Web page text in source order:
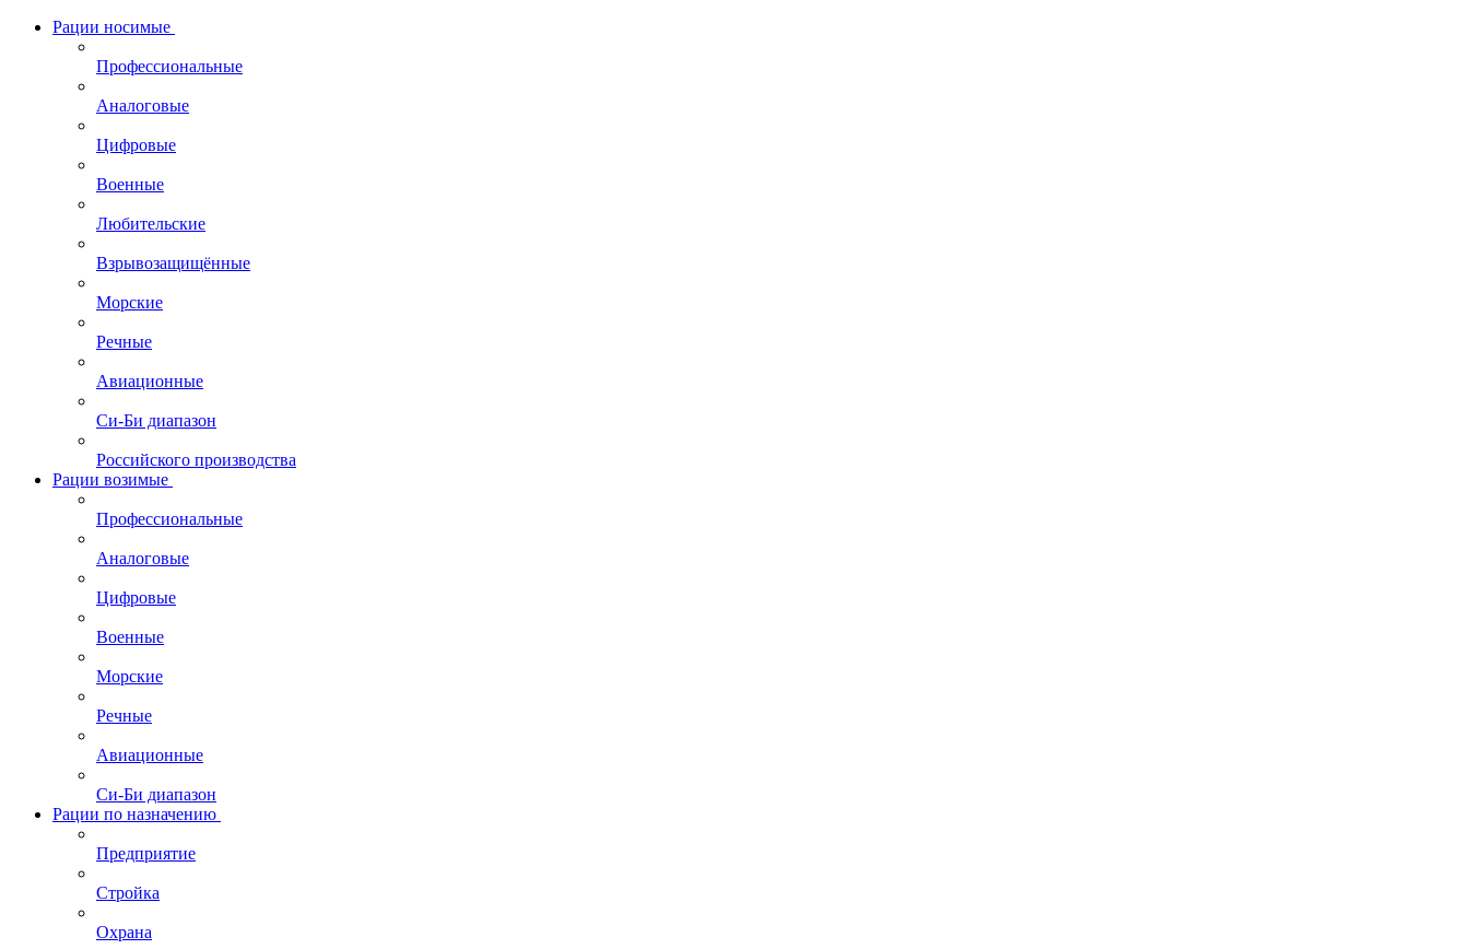
Рации носимые
Профессиональные
Аналоговые
Цифровые
Военные
Любительские
Взрывозащищённые
Морские
Речные
Авиационные
Си-Би диапазон
Российского производства
Рации возимые
Профессиональные
Аналоговые
Цифровые
Военные
Морские
Речные
Авиационные
Си-Би диапазон
Рации по назначению
Предприятие
Стройка
Охрана